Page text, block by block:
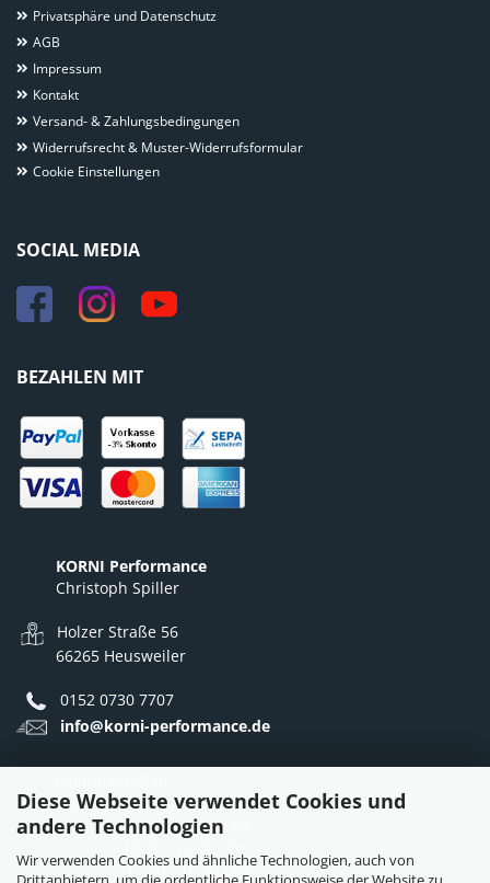
Diese Webseite verwendet Cookies und
andere Technologien
Wir verwenden Cookies und ähnliche Technologien, auch von
Privatsphäre und Datenschutz
AGB
Impressum
Kontakt
Versand- & Zahlungsbedingungen
Widerrufsrecht & Muster-Widerrufsformular
Cookie Einstellungen
SOCIAL MEDIA
BEZAHLEN MIT
KORNI Performance
Christoph Spiller
Holzer Straße 56
66265 Heusweiler
0152 0730 7707
info@korni-performance.de
Mo - Do: 10:00 - 12:00 Uhr
12:30 - 16:30 Uhr
12:30 - 15:30 Uhr